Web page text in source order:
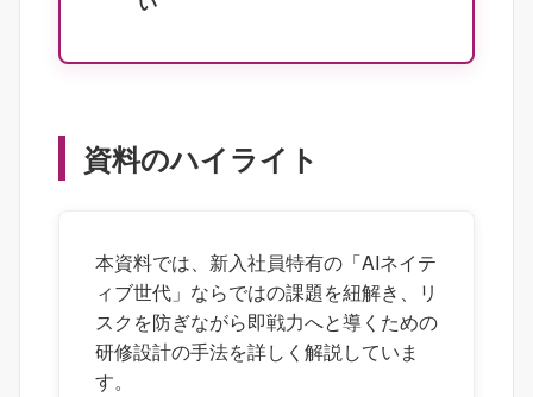
資料のハイライト
本資料では、新入社員特有の「AIネイテ
ィブ世代」ならではの課題を紐解き、リ
スクを防ぎながら即戦力へと導くための
研修設計の手法を詳しく解説していま
す。